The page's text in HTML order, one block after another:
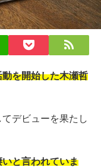
を開始した木瀬哲
デビューを果たし
と言われていま